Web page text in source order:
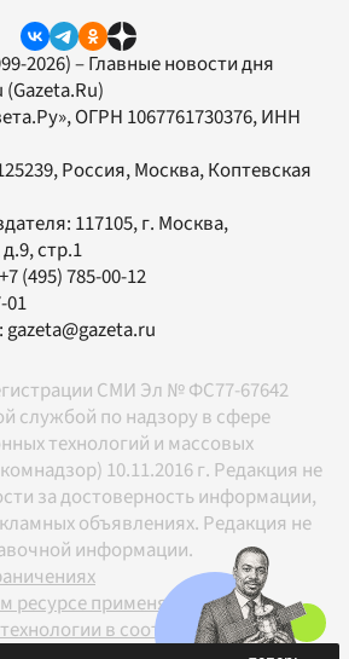
2026) – Главные новости дня
(Gazeta.Ru)
, ОГРН 1067761730376, ИНН
Россия, Москва, Коптевская
117105, г. Москва,
стр.1
+7 (495) 785-00-12
01
gazeta@gazeta.ru
СМИ Эл № ФС77-67642
службой по надзору в сфере
технологий и массовых
10.11.2016 г. Редакция не
за достоверность информации,
объявлениях. Редакция не
информации.
ресурсе применяются
в соответствии с